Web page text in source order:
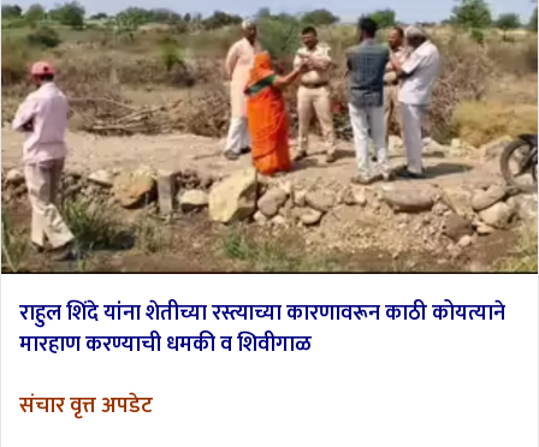
राहुल शिंदे यांना शेतीच्या रस्त्याच्या कारणावरून काठी कोयत्याने
मारहाण करण्याची धमकी व शिवीगाळ
संचार वृत्त अपडेट